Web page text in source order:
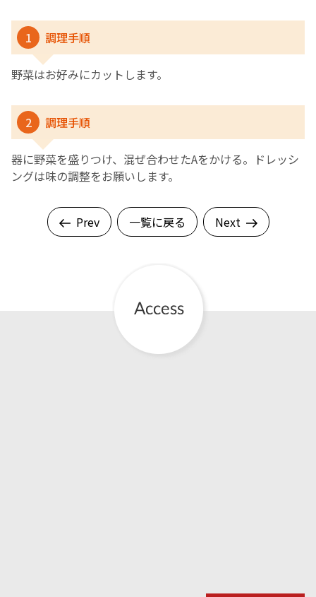
1 調理手順
野菜はお好みにカットします。
2 調理手順
器に野菜を盛りつけ、混ぜ合わせたAをかける。ドレッシ
ングは味の調整をお願いします。
Prev 一覧に戻る Next